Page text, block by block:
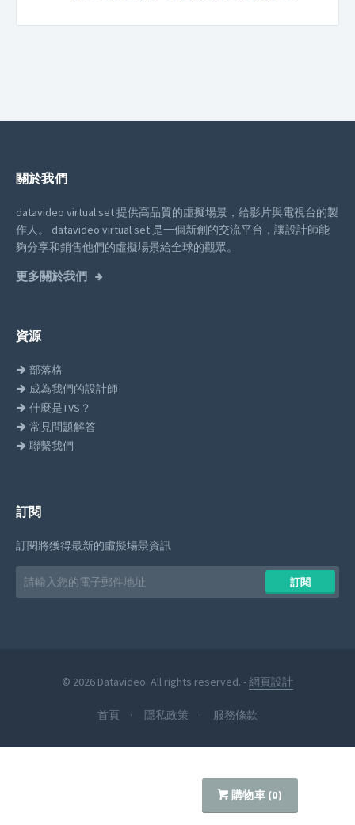
關於我們
datavideo virtual set 提供高品質的虛擬場景，給影片與電視台的製
作人。
datavideo virtual set 是一個新創的交流平台，讓設計師能
夠分享和銷售他們的虛擬場景給全球的觀眾。
更多關於我們
資源
部落格
成為我們的設計師
什麼是TVS？
常見問題解答
聯繫我們
訂閱
訂閱將獲得最新的虛擬場景資訊
Email
address
訂閱
© 2026 Datavideo. All rights reserved. -網頁設計
首頁 隱私政策 服務條款
購物車 (0)